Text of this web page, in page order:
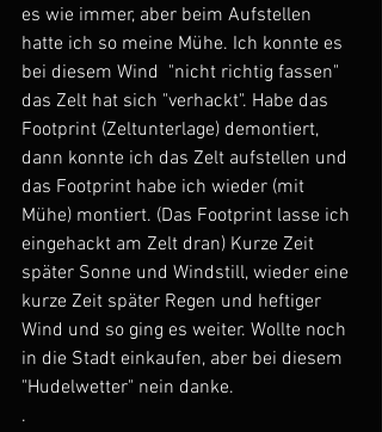
es wie immer, aber beim Aufstellen
hatte ich so meine Mühe. Ich konnte es
bei diesem Wind  "nicht richtig fassen"
das Zelt hat sich "verhackt". Habe das
Footprint (Zeltunterlage) demontiert,
dann konnte ich das Zelt aufstellen und
das Footprint habe ich wieder (mit
Mühe) montiert. (Das Footprint lasse ich
eingehackt am Zelt dran) Kurze Zeit
später Sonne und Windstill, wieder eine
kurze Zeit später Regen und heftiger
Wind und so ging es weiter. Wollte noch
in die Stadt einkaufen, aber bei diesem
"Hudelwetter" nein danke.
.